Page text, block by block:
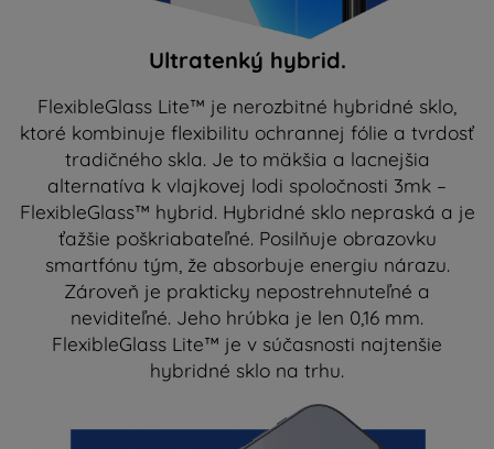
Ultratenký hybrid.
FlexibleGlass Lite™ je nerozbitné hybridné sklo,
ktoré kombinuje flexibilitu ochrannej fólie a tvrdosť
tradičného skla. Je to mäkšia a lacnejšia
alternatíva k vlajkovej lodi spoločnosti 3mk –
FlexibleGlass™ hybrid. Hybridné sklo nepraská a je
ťažšie poškriabateľné. Posilňuje obrazovku
smartfónu tým, že absorbuje energiu nárazu.
Zároveň je prakticky nepostrehnuteľné a
neviditeľné. Jeho hrúbka je len 0,16 mm.
FlexibleGlass Lite™ je v súčasnosti najtenšie
hybridné sklo na trhu.